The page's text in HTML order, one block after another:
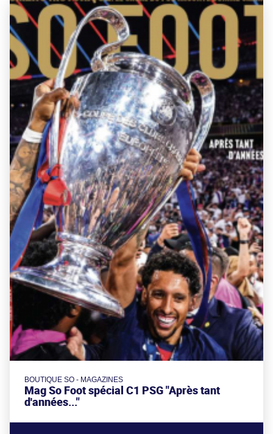
BOUTIQUE SO - MAGAZINES
Mag So Foot spécial C1 PSG "Après tant
d'années..."